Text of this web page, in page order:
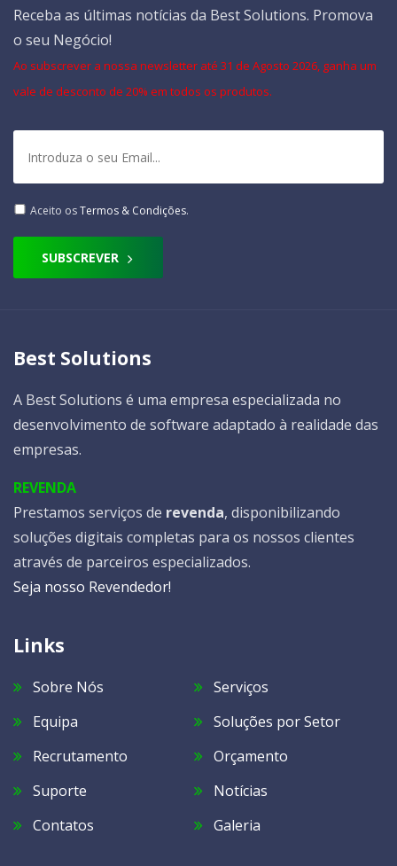
Receba as últimas notícias da Best Solutions. Promova
o seu Negócio!
Ao subscrever a nossa newsletter até 31 de Agosto 2026, ganha um
vale de desconto de 20% em todos os produtos.
Aceito osTermos & Condições.
SUBSCREVER
Best Solutions
A Best Solutions é uma empresa especializada no
desenvolvimento de software adaptado à realidade das
empresas.
REVENDA
Prestamos serviços de revenda, disponibilizando
soluções digitais completas para os nossos clientes
através de parceiros especializados.
Seja nosso Revendedor!
Links
Sobre Nós
Serviços
Equipa
Soluções por Setor
Recrutamento
Orçamento
Suporte
Notícias
Contatos
Galeria